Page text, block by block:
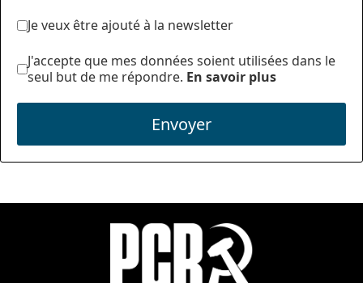
Je veux être ajouté à la newsletter
J'accepte que mes données soient utilisées dans le
seul but de me répondre. En savoir plus
Envoyer